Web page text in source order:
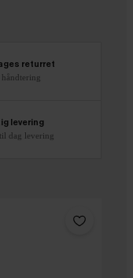
returret
håndtering
levering
dag levering